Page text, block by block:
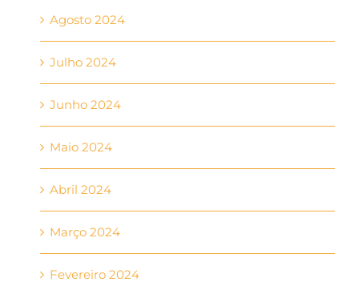
Agosto 2024
Julho 2024
Junho 2024
Maio 2024
Abril 2024
Março 2024
Fevereiro 2024